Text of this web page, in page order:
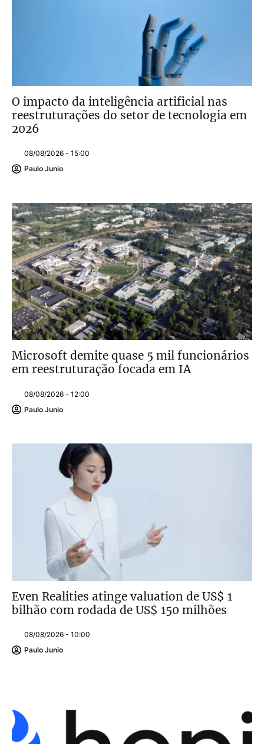
O impacto da inteligência artificial nas
reestruturações do setor de tecnologia em
2026
08/08/2026 - 15:00
Paulo Junio
Microsoft demite quase 5 mil funcionários
em reestruturação focada em IA
08/08/2026 - 12:00
Paulo Junio
Even Realities atinge valuation de US$ 1
bilhão com rodada de US$ 150 milhões
08/08/2026 - 10:00
Paulo Junio